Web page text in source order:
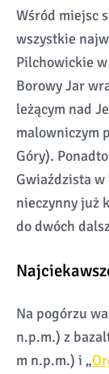
Wśród miejsc
wszystkie
Pilchowickie
Borowy Jar
leżącym nad
malowniczym
Góry).
Gwiaździsta w
nieczynny już
do dwóch
Na pogórzu
n.p.m.) z
m n.p.m.) i „